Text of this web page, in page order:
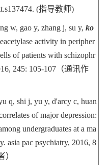
(指导教师)
w, gao y, zhang j, su y, ko
activity in peripher
of patients with schizophr
245: 105-107（通讯作
q, shi j, yu y, d'arcy c, huan
of major depression:
undergraduates at a ma
asia pac psychiatry, 2016, 8
）